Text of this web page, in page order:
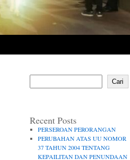
Cari
Recent Posts
PERSEROAN PERORANGAN
PERUBAHAN ATAS UU NOMOR
37 TAHUN 2004 TENTANG
KEPAILITAN DAN PENUNDAAN